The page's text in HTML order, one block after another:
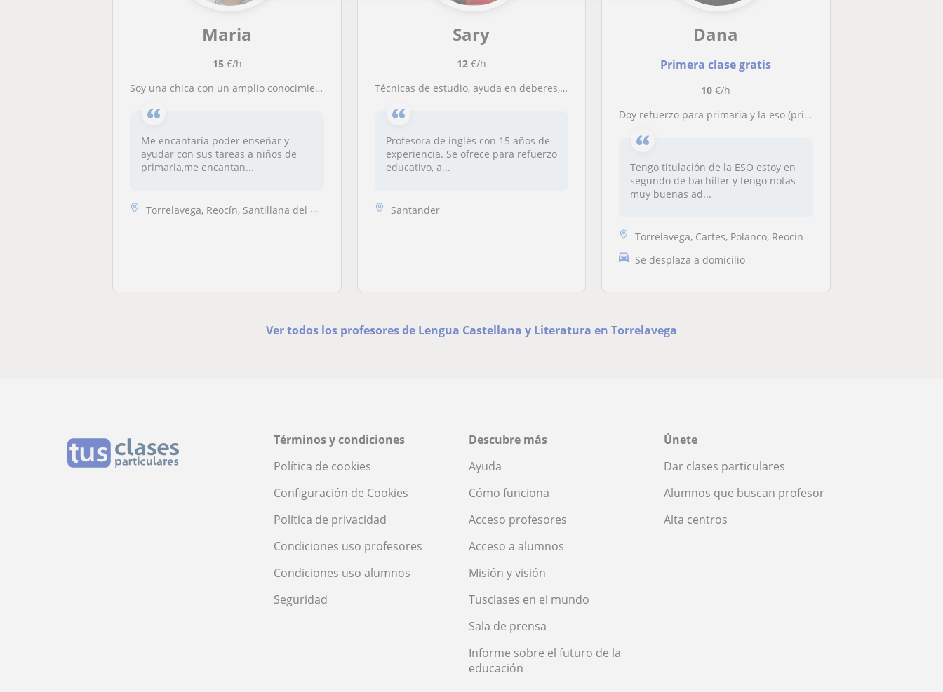
Maria
15€/h
Soy una chica con un amplio conocimiento de inglés ,matemáticas,lengua,ciencias
Me encantaría poder enseñar y
ayudar con sus tareas a niños de
primaria,me encantan...
Torrelavega, Reocín, Santillana del Mar, Suances
Sary
12€/h
Técnicas de estudio, ayuda en deberes, asignaturas bilingües
Profesora de inglés con 15 años de
experiencia. Se ofrece para refuerzo
educativo, a...
Santander
Dana
Primera clase gratis
10 €/h
Doy refuerzo para primaria y la eso (primero y segundo)
Tengo titulación de la ESO estoy en
segundo de bachiller y tengo notas
muy buenas ad...
Torrelavega, Cartes, Polanco, Reocín
Se desplaza a domicilio
Ver todos los profesores de Lengua Castellana y Literatura en Torrelavega
Términos y condiciones
Política de cookies
Configuración de Cookies
Política de privacidad
Condiciones uso profesores
Condiciones uso alumnos
Seguridad
Descubre más
Ayuda
Cómo funciona
Acceso profesores
Acceso a alumnos
Misión y visión
Tusclases en el mundo
Sala de prensa
Informe sobre el futuro de la
educación
Únete
Dar clases particulares
Alumnos que buscan profesor
Alta centros